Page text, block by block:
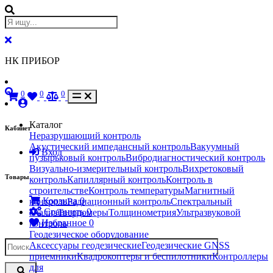
НК ПРИБОР
Кабинет
Вход
Товары
Корзина0
Сравнить0
Избранное 0
0 0 0
Каталог
Неразрушающий контроль
Акустический импедансный контрольВакуумный
пузырьковый контрольВибродиагностический контроль
Визуально-измерительный контрольВихретоковый
контрольКапиллярный контрольКонтроль в
строительствеКонтроль температурыМагнитный
контрольРадиационный контрольСпектральный
анализТвердомерыТолщинометрияУльтразвуковой
контроль
Геодезическое оборудование
Аксессуары геодезическиеГеодезические GNSS
приемникиКвадрокоптеры и беспилотникиКонтроллеры
для